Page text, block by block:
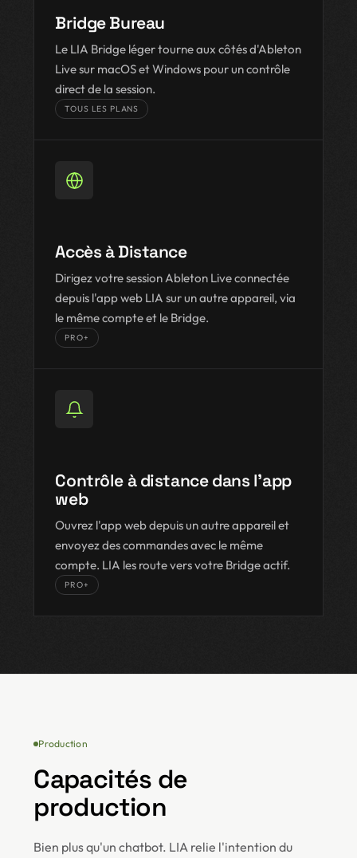
Bridge Bureau
Le LIA Bridge léger tourne aux côtés d'Ableton
Live sur macOS et Windows pour un contrôle
direct de la session.
TOUS LES PLANS
Accès à Distance
Dirigez votre session Ableton Live connectée
depuis l'app web LIA sur un autre appareil, via
le même compte et le Bridge.
PRO+
Contrôle à distance dans l'app
web
Ouvrez l'app web depuis un autre appareil et
envoyez des commandes avec le même
compte. LIA les route vers votre Bridge actif.
PRO+
Production
Capacités de
production
Bien plus qu'un chatbot. LIA relie l'intention du